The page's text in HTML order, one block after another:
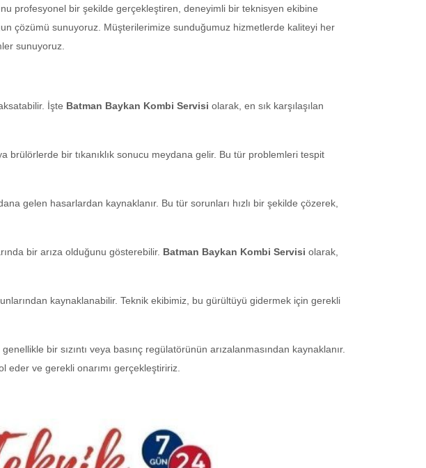
profesyonel bir şekilde gerçekleştiren, deneyimli bir teknisyen ekibine
çözümü sunuyoruz. Müşterilerimize sunduğumuz hizmetlerde kaliteyi her
sunuyoruz.
İşte Batman Baykan Kombi Servisi olarak, en sık karşılaşılan
brülörlerde bir tıkanıklık sonucu meydana gelir. Bu tür problemleri tespit
gelen hasarlardan kaynaklanır. Bu tür sorunları hızlı bir şekilde çözerek,
bir arıza olduğunu gösterebilir. Batman Baykan Kombi Servisi olarak,
kaynaklanabilir. Teknik ekibimiz, bu gürültüyü gidermek için gerekli
bir sızıntı veya basınç regülatörünün arızalanmasından kaynaklanır.
eder ve gerekli onarımı gerçekleştiririz.